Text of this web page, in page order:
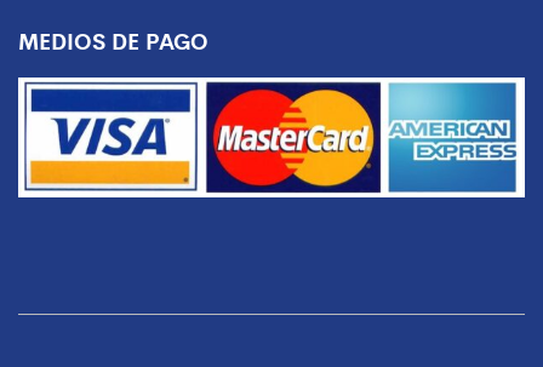
MEDIOS DE PAGO